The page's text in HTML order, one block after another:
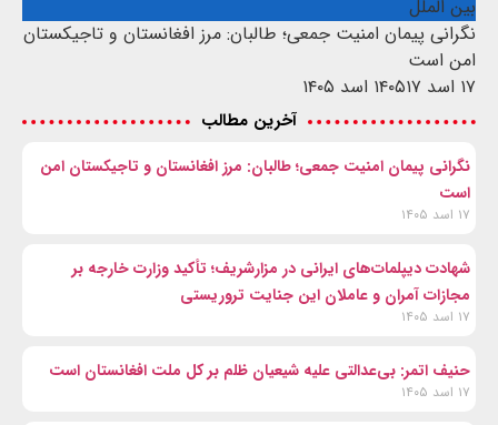
بین الملل
نگرانی پیمان امنیت جمعی؛ طالبان: مرز افغانستان و تاجیکستان
امن است
۱۷ اسد ۱۴۰۵
۱۷ اسد ۱۴۰۵
آخرین مطالب
نگرانی پیمان امنیت جمعی؛ طالبان: مرز افغانستان و تاجیکستان امن
است
۱۷ اسد ۱۴۰۵
شهادت‌ دیپلمات‌های ایرانی در مزارشریف؛ تأکید وزارت خارجه بر
مجازات آمران و عاملان این جنایت تروریستی
۱۷ اسد ۱۴۰۵
حنیف اتمر: بی‌عدالتی علیه شیعیان ظلم بر کل ملت افغانستان است
۱۷ اسد ۱۴۰۵